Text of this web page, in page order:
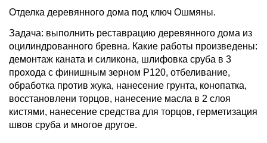
Отделка деревянного дома под ключ Ошмяны.
Задача: выполнить реставрацию деревянного дома из
оцилиндрованного бревна. Какие работы произведены:
демонтаж каната и силикона, шлифовка сруба в 3
прохода с финишным зерном Р120, отбеливание,
обработка против жука, нанесение грунта, конопатка,
восстановлени торцов, нанесение масла в 2 слоя
кистями, нанесение средства для торцов, герметизация
швов сруба и многое другое.